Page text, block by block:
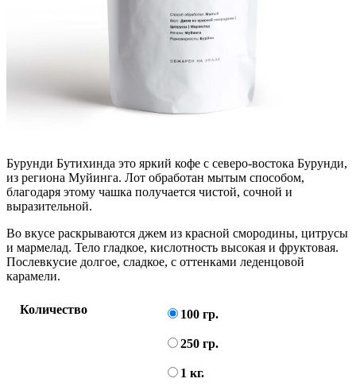
Бурунди Бутихинда это яркий кофе с северо-востока Бурунди,
из региона Муйинга. Лот обработан мытым способом,
благодаря этому чашка получается чистой, сочной и
выразительной.
Во вкусе раскрываются джем из красной смородины, цитрусы
и мармелад. Тело гладкое, кислотность высокая и фруктовая.
Послевкусие долгое, сладкое, с оттенками леденцовой
карамели.
Количество 100 гр.
250 гр.
1 кг.